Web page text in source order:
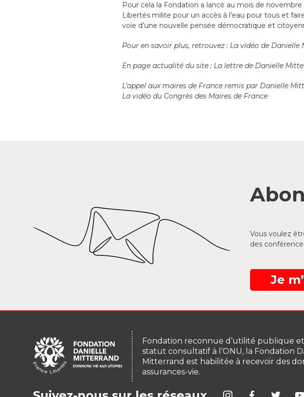
Pour cela la Fondation a lancé au mois de novembre
Libertés milite pour un accès à l’eau pour tous et
voie d’une nouvelle pensée démocratique et
Pour en savoir plus, retrouvez : La vidéo de
En page actualité du site : La lettre de Danielle
L’appel aux maires de France remis par Danielle
La vidéo du Congrès des Maires de France
Vous voulez
des
Je
Fondation reconnue d’utilité publique
statut consultatif à l’ONU, la Fondation
Mitterrand est habilitée à recevoir des
assurances-vie.